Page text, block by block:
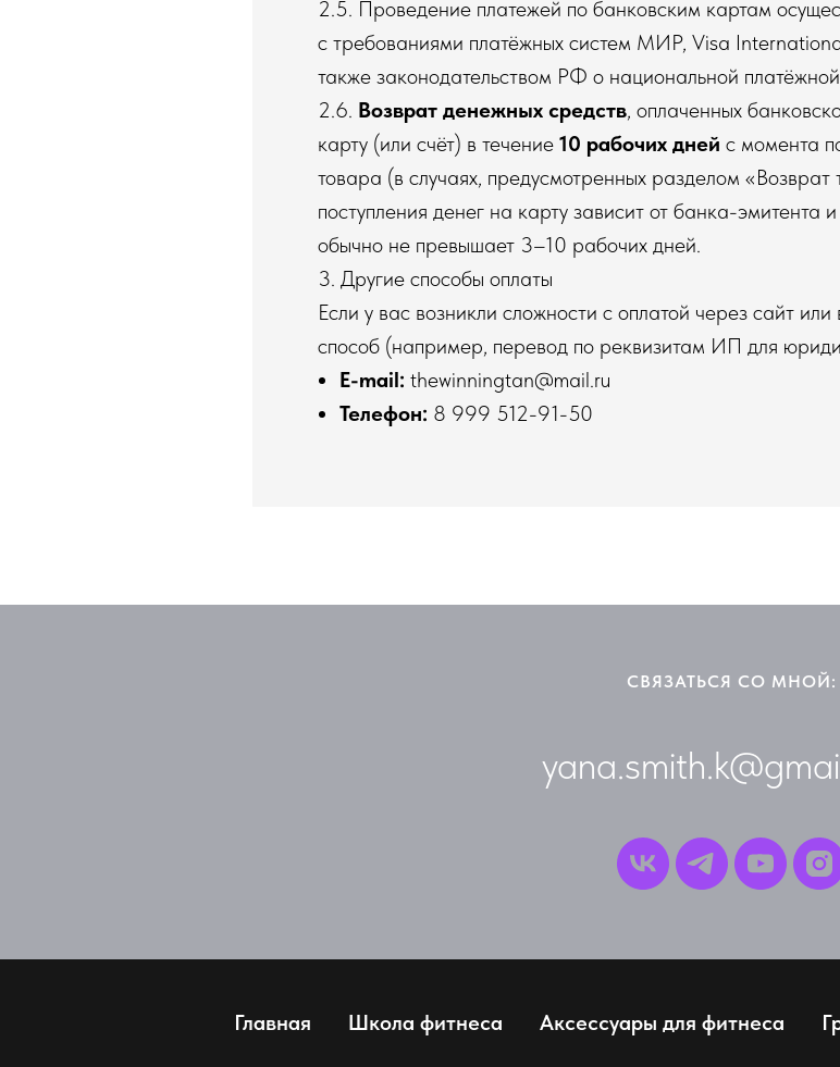
2.5. Проведение платежей по банковским картам
с требованиями платёжных систем МИР, Visa
также законодательством РФ о национальной
2.6. Возврат денежных средств, оплаченных
карту (или счёт) в течение 10 рабочих дней с момента
товара (в случаях, предусмотренных разделом
поступления денег на карту зависит от банка-эмитента
обычно не превышает 3–10 рабочих дней.
3. Другие способы оплаты
Если у вас возникли сложности с оплатой через сайт или
способ (например, перевод по реквизитам ИП для
E-mail: thewinningtan@mail.ru
Телефон: 8 999 512-91-50
СВЯЗАТЬСЯ СО МНОЙ:
Главная Школа фитнеса Аксессуары для фитнеса